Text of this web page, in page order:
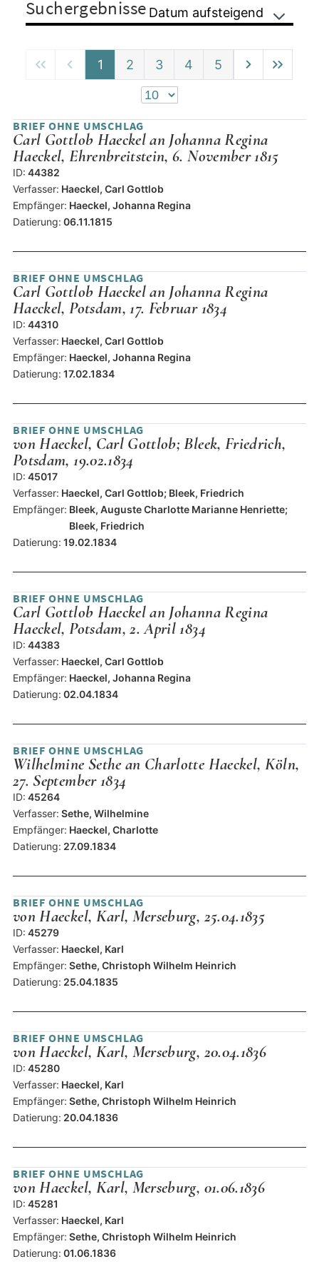
Suchergebnisse Datum aufsteigend
1 2 3 4 5
BRIEF OHNE UMSCHLAG
Carl Gottlob Haeckel an Johanna Regina
Haeckel, Ehrenbreitstein, 6. November 1815
ID: 44382
Verfasser: Haeckel, Carl Gottlob
Empfänger: Haeckel, Johanna Regina
Datierung: 06.11.1815
BRIEF OHNE UMSCHLAG
Carl Gottlob Haeckel an Johanna Regina
Haeckel, Potsdam, 17. Februar 1834
ID: 44310
Verfasser: Haeckel, Carl Gottlob
Empfänger: Haeckel, Johanna Regina
Datierung: 17.02.1834
BRIEF OHNE UMSCHLAG
von Haeckel, Carl Gottlob; Bleek, Friedrich,
Potsdam, 19.02.1834
ID: 45017
Verfasser: Haeckel, Carl Gottlob; Bleek, Friedrich
Empfänger: Bleek, Auguste Charlotte Marianne Henriette;
Bleek, Friedrich
Datierung: 19.02.1834
BRIEF OHNE UMSCHLAG
Carl Gottlob Haeckel an Johanna Regina
Haeckel, Potsdam, 2. April 1834
ID: 44383
Verfasser: Haeckel, Carl Gottlob
Empfänger: Haeckel, Johanna Regina
Datierung: 02.04.1834
BRIEF OHNE UMSCHLAG
Wilhelmine Sethe an Charlotte Haeckel, Köln,
27. September 1834
ID: 45264
Verfasser: Sethe, Wilhelmine
Empfänger: Haeckel, Charlotte
Datierung: 27.09.1834
BRIEF OHNE UMSCHLAG
von Haeckel, Karl, Merseburg, 25.04.1835
ID: 45279
Verfasser: Haeckel, Karl
Empfänger: Sethe, Christoph Wilhelm Heinrich
Datierung: 25.04.1835
BRIEF OHNE UMSCHLAG
von Haeckel, Karl, Merseburg, 20.04.1836
ID: 45280
Verfasser: Haeckel, Karl
Empfänger: Sethe, Christoph Wilhelm Heinrich
Datierung: 20.04.1836
BRIEF OHNE UMSCHLAG
von Haeckel, Karl, Merseburg, 01.06.1836
ID: 45281
Verfasser: Haeckel, Karl
Empfänger: Sethe, Christoph Wilhelm Heinrich
Datierung: 01.06.1836